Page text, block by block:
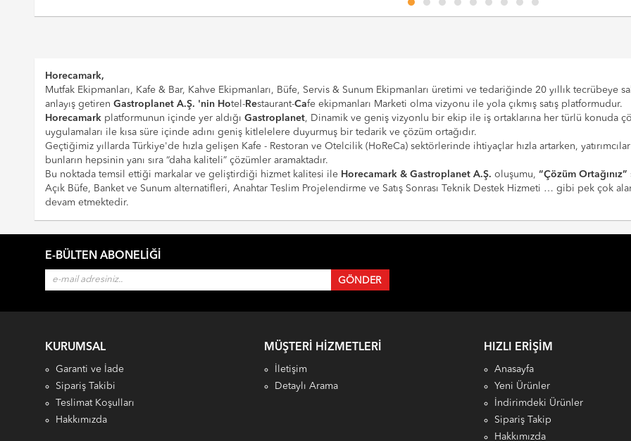
Horecamark,
Mutfak Ekipmanları, Kafe & Bar, Kahve Ekipmanları, Büfe, Servis & Sunum Ekipmanları üretimi ve tedariğinde 20 yıllık tecrübeye
anlayış getiren Gastroplanet A.Ş. 'nin Hotel-Restaurant-Cafe ekipmanları Marketi olma vizyonu ile yola çıkmış satış platformudur.
Horecamarkplatformunun içinde yer aldığı Gastroplanet, Dinamik ve geniş vizyonlu bir ekip ile iş ortaklarına her türlü konuda
uygulamaları ile kısa süre içinde adını geniş kitlelelere duyurmuş bir tedarik ve çözüm ortağıdır.
Geçtiğimiz yıllarda Türkiye'de hızla gelişen Kafe - Restoran ve Otelcilik (HoReCa) sektörlerinde ihtiyaçlar hızla artarken,
bunların hepsinin yanı sıra “daha kaliteli” çözümler aramaktadır.
Bu noktada temsil ettiği markalar ve geliştirdiği hizmet kalitesi ile Horecamark & Gastroplanet A.Ş. oluşumu, “Çözüm Ortağınız”
Açık Büfe, Banket ve Sunum alternatifleri, Anahtar Teslim Projelendirme ve Satış Sonrası Teknik Destek Hizmeti … gibi pek çok
devam etmektedir.
E-BÜLTEN ABONELIĞI
KURUMSAL
Garanti ve İade
Sipariş Takibi
Teslimat Koşulları
Hakkımızda
MÜŞTERI HIZMETLERI
İletişim
Detaylı Arama
HIZLI ERIŞIM
Anasayfa
Yeni Ürünler
İndirimdeki Ürünler
Sipariş Takip
Hakkımızda